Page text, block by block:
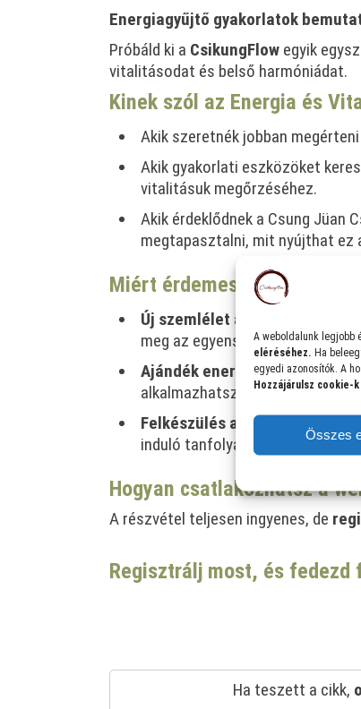
A weboldalunk legjobb
eléréséhez. Ha
egyedi azonosítók. A
Hozzájárulsz cookie-k
Összes
Energiagyűjtő gyakorlatok
Próbáld ki a CsikungFlow egyik
vitalitásodat és belső harmóniádat.
Kinek szól az Energia és
Akik szeretnék jobban
Akik gyakorlati eszközöket
vitalitásuk megőrzéséhez.
Akik érdeklődnek a Csung Jüan
megtapasztalni, mit nyújthat ez
Miért érdemes részt venni?
Új szemlélet az energiád
meg az egyensúlyt az
Ajándék energianövelő
alkalmazhatsz.
Felkészülés a Csung Jüan
induló tanfolyammal, amely az
Hogyan csatlakozhatsz a
A részvétel teljesen ingyenes, de
Regisztrálj most, és fedezd
Ha teszett a cikk,